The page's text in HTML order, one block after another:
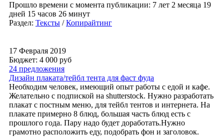
Прошло времени с момента публикации: 7 лет 2 месяца 19
дней 15 часов 26 минут
Раздел: Тексты /Копирайтинг
17 Февраля 2019
Бюджет: 4 000 руб
24 предложения
Дизайн плаката/тейбл тента для фаст фуда
Необходим человек, имеющий опыт работы с едой и кафе.
Желательно с подпиской на shutterstock. Нужно разработать
плакат с постным меню, для тейбл тентов и интернета. На
плакате примерно 8 блюд, большая часть блюд есть с
прошлого года. Пару надо будет доработать.Нужно
грамотно расположить еду, подобрать фон и заголовок.